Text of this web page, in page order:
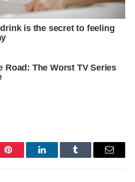
Pinterest LinkedInTumblr Email